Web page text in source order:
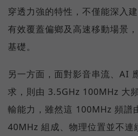
穿透力強的特性，不僅能深入
有效覆蓋偏鄉及高速移動場景
基礎。
另一方面，面對影音串流、AI
求，則由 3.5GHz 100MHz 大
輸能力，雖然這 100MHz 頻譜
40MHz 組成、物理位置並不連